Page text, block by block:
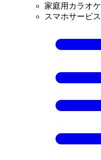
家庭用カラオケ
スマホサービス